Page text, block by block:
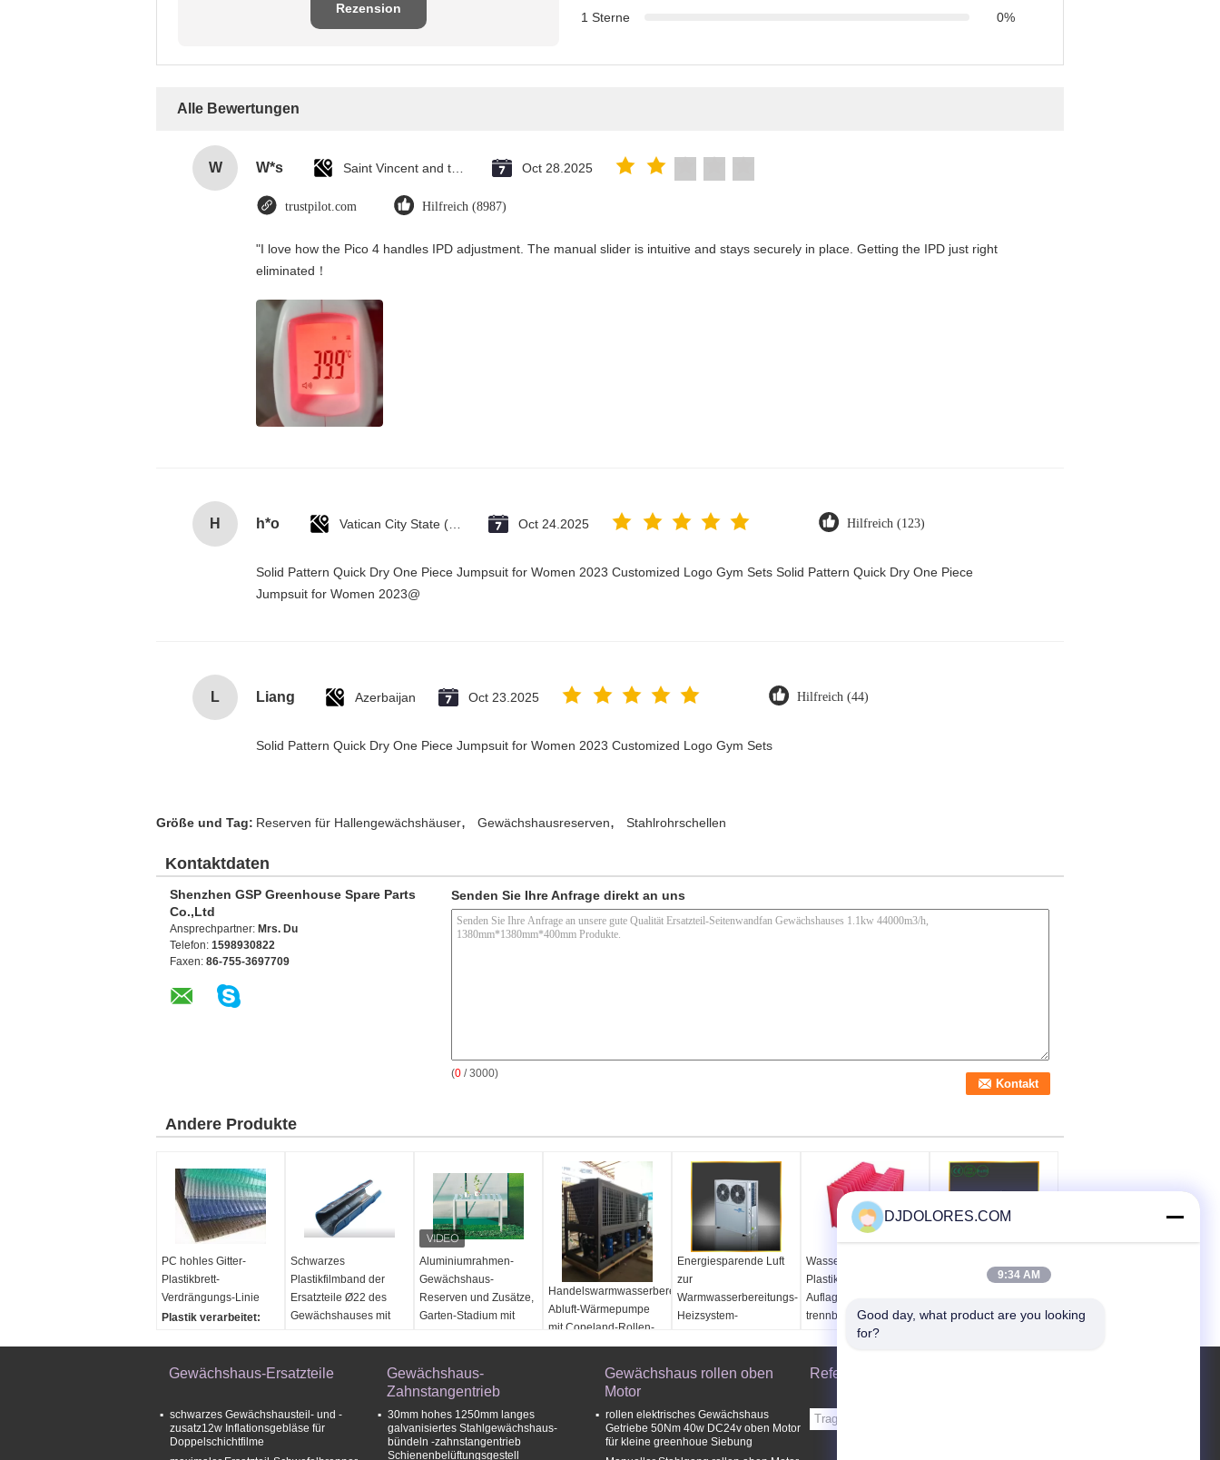
Rezension
1 Sterne
0%
Alle Bewertungen
W W*s Oct 28.2025
trustpilot.com Hilfreich (8987)
"I love how the Pico 4 handles IPD adjustment. The manual slider is intuitive and stays securely in place. Getting the IPD just right
eliminated！
H h*o Oct 24.2025 Hilfreich (123)
Solid Pattern Quick Dry One Piece Jumpsuit for Women 2023 Customized Logo Gym Sets Solid Pattern Quick Dry One Piece
Jumpsuit for Women 2023@
L Liang Azerbaijan Oct 23.2025 Hilfreich (44)
Solid Pattern Quick Dry One Piece Jumpsuit for Women 2023 Customized Logo Gym Sets
Größe und Tag: Reserven für Hallengewächshäuser, Gewächshausreserven, Stahlrohrschellen
Kontaktdaten
Shenzhen GSP Greenhouse Spare Parts
Co.,Ltd
Ansprechpartner: Mrs. Du
Telefon: 1598930822
Faxen: 86-755-3697709
Senden Sie Ihre Anfrage direkt an uns
(0 / 3000)
Andere Produkte
PC hohles Gitter-
Plastikbrett-
Verdrängungs-Linie
Plastik verarbeitet:
Kapazität:200-300kg/h
Plastikfertigungsstraße,
Plastikverdrängungs-
Linie
Schwarzes
Plastikfilmband der
Ersatzteile Ø22 des
Gewächshauses mit
Aluminiumrahmen-
Gewächshaus-
Reserven und Zusätze,
Garten-Stadium mit
Handelswarmwasserbereitungs-
Abluft-Wärmepumpe
mit Copeland-Rollen-
Kompressor
Energiesparende Luft
zur
Warmwasserbereitungs-
Heizsystem-
Wasserdichte gewölbte
Plastikhöhlen-Schicht-
Auflage 4mm der
trennblatt-pp. 5mm
Leistungsfähigkeits-
inländisches
Gewächshaus-Ersatzteile
schwarzes Gewächshausteil- und -
zusatz12w Inflationsgebläse für
Doppelschichtfilme
Gewächshaus-
Zahnstangentrieb
30mm hohes 1250mm langes
galvanisiertes Stahlgewächshaus-
bündeln -zahnstangentrieb
Schienenbelüftungsgestell
Gewächshaus rollen oben
Motor
rollen elektrisches Gewächshaus
Getriebe 50Nm 40w DC24v oben Motor
für kleine greenhoue Siebung
Referenzen
DJDOLORES.COM
9:34 AM
Good day, what product are you looking
for?